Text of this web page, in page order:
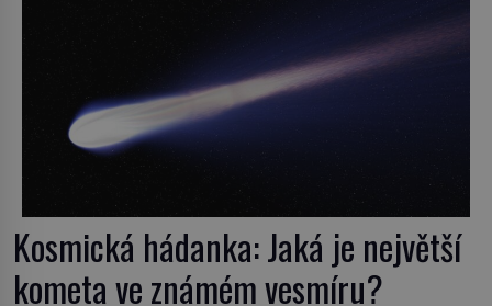
napovídá, kde bychom jednou […]
Kosmická hádanka: Jaká je největší
kometa ve známém vesmíru?